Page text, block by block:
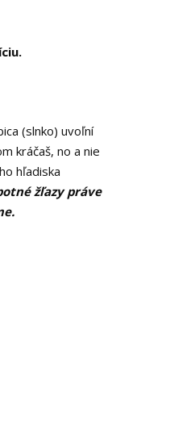
(slnko) uvoľní
kráčaš, no a nie
hľadiska
žľazy práve